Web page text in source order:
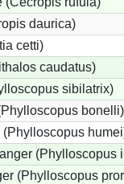
daurica)
cetti)
caudatus)
sibilatrix)
bonelli)
(Phylloscopus
(Phylloscopus